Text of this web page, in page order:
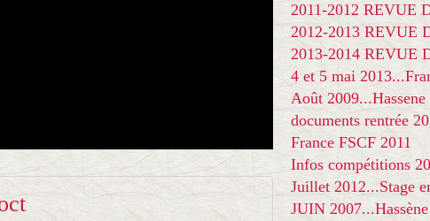
2011-2012 REVUE
2012-2013 REVUE
2013-2014 REVUE
4 et 5 mai
Août
documents rentrée
France FSCF 2011
Infos compétitions
Juillet 2012...Stage
JUIN